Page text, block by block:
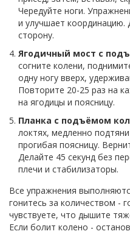
Чередуйте ноги.
и улучшает координацию.
сторону.
Ягодичный мост с
согните колени,
одну ногу вверх,
Повторите 20-25 раз на
на ягодицы и поясницу.
Планка с подъёмом
локтях, медленно
прогибая поясницу.
Делайте 45 секунд без
плечи и стабилизаторы.
Все упражнения
гонитесь за количеством -
чувствуете, что дышите
Если болит колено -